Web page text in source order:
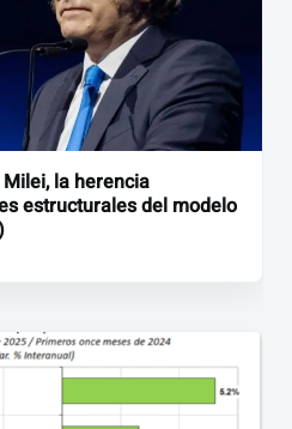
la herencia
estructurales del modelo